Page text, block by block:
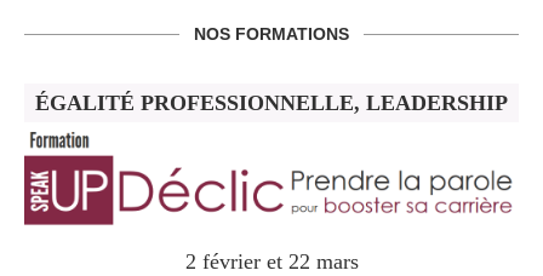
NOS FORMATIONS
ÉGALITÉ PROFESSIONNELLE, LEADERSHIP
2 février et 22 mars